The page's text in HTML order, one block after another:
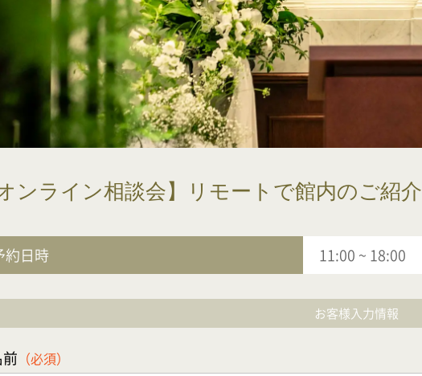
オンライン相談会】リモートで館内のご紹介
約日時 11:00 ~ 18:00
お客様入力情報
（必須）